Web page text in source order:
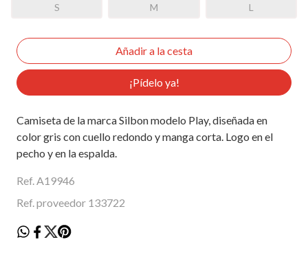
S M L
¡Pídelo ya!
Camiseta de la marca Silbon modelo Play, diseñada en
color gris con cuello redondo y manga corta. Logo en el
pecho y en la espalda.
Ref. A19946
Ref. proveedor 133722